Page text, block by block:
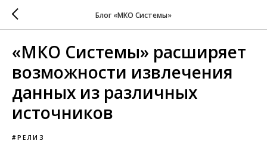
Блог «МКО Системы»
«МКО Системы» расширяет
возможности извлечения
данных из различных
источников
#РЕЛИЗ